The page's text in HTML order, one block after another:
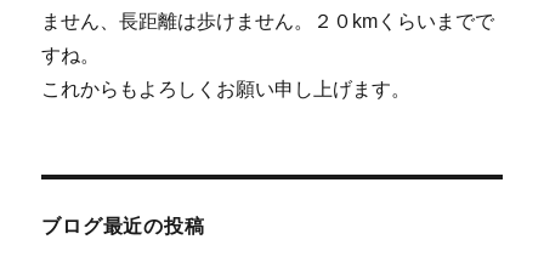
ません、長距離は歩けません。２０kmくらいまでで
すね。
これからもよろしくお願い申し上げます。
ブログ最近の投稿